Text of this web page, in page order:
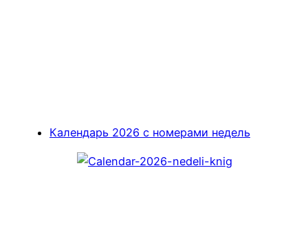
Календарь 2026 с номерами недель